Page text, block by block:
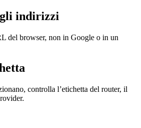
indirizzi
del browser, non in Google o in un
controlla l’etichetta del router, il